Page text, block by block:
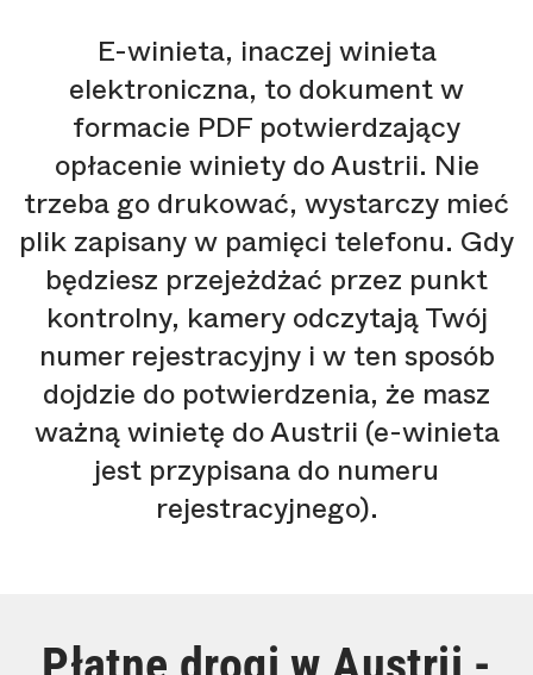
E-winieta, inaczej winieta
elektroniczna, to dokument w
formacie PDF potwierdzający
opłacenie winiety do Austrii. Nie
trzeba go drukować, wystarczy mieć
plik zapisany w pamięci telefonu. Gdy
będziesz przejeżdżać przez punkt
kontrolny, kamery odczytają Twój
numer rejestracyjny i w ten sposób
dojdzie do potwierdzenia, że masz
ważną winietę do Austrii (e-winieta
jest przypisana do numeru
rejestracyjnego).